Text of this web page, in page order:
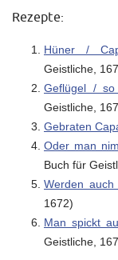
Rezepte:
Hüner /
Geistliche,
Geflügel /
Geistliche,
Gebraten
Oder man
Buch für
Werden
1672)
Man spickt
Geistliche,